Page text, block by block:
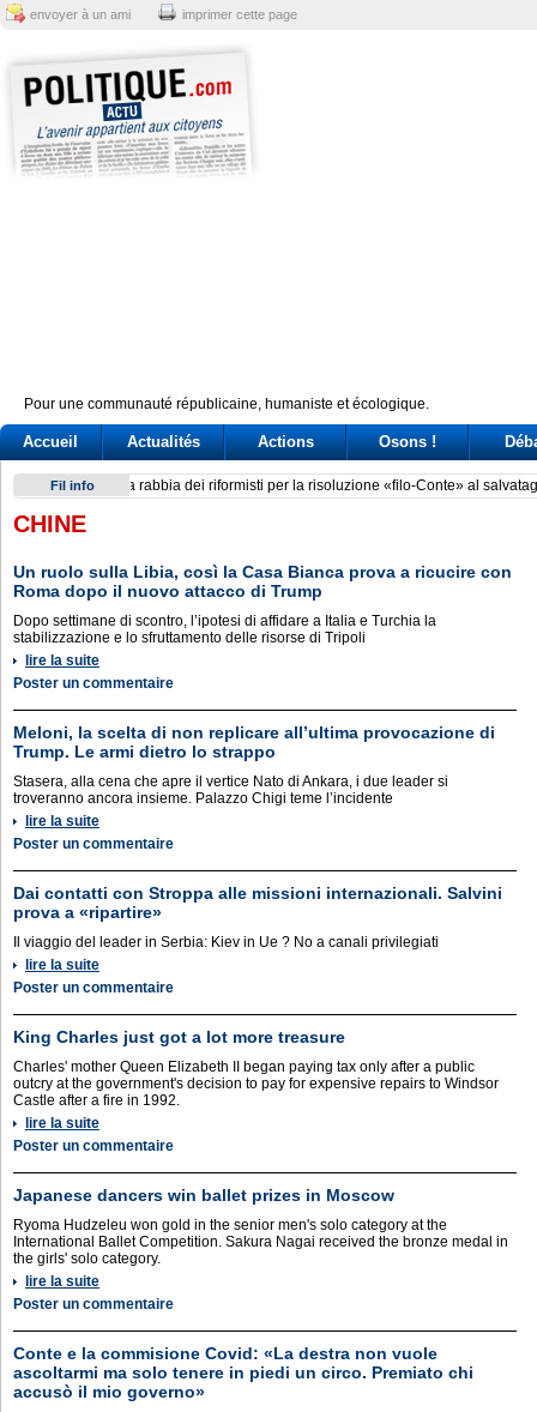
envoyer à un ami imprimer cette page
Pour une communauté républicaine, humaniste et écologique.
Accueil Actualités Actions Osons !
Fil info Brazil’s Lula battles Trump and Milei over perceived
CHINE
Un ruolo sulla Libia, così la Casa Bianca prova a ricucire con
Roma dopo il nuovo attacco di Trump
Dopo settimane di scontro, l’ipotesi di affidare a Italia e Turchia la
stabilizzazione e lo sfruttamento delle risorse di Tripoli
lire la suite
Poster un commentaire
Meloni, la scelta di non replicare all’ultima provocazione di
Trump. Le armi dietro lo strappo
Stasera, alla cena che apre il vertice Nato di Ankara, i due leader si
troveranno ancora insieme. Palazzo Chigi teme l’incidente
lire la suite
Poster un commentaire
Dai contatti con Stroppa alle missioni internazionali. Salvini
prova a «ripartire»
Il viaggio del leader in Serbia: Kiev in Ue ? No a canali privilegiati
lire la suite
Poster un commentaire
King Charles just got a lot more treasure
Charles' mother Queen Elizabeth II began paying tax only after a public
outcry at the government's decision to pay for expensive repairs to Windsor
Castle after a fire in 1992.
lire la suite
Poster un commentaire
Japanese dancers win ballet prizes in Moscow
Ryoma Hudzeleu won gold in the senior men's solo category at the
International Ballet Competition. Sakura Nagai received the bronze medal in
the girls' solo category.
lire la suite
Poster un commentaire
Conte e la commisione Covid: «La destra non vuole
ascoltarmi ma solo tenere in piedi un circo. Premiato chi
accusò il mio governo»